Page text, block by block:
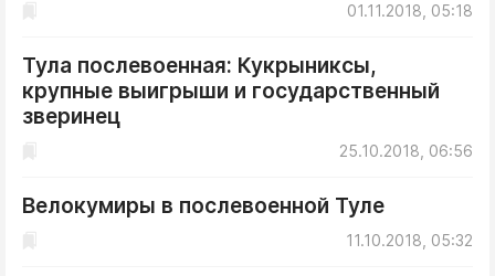
Тульский бренд
Тула предпринимательская
ДоброЦентр
01.11.2018, 05:18
Тула послевоенная: Кукрыниксы,
крупные выигрыши и государственный
зверинец
25.10.2018, 06:56
Велокумиры в послевоенной Туле
11.10.2018, 05:32